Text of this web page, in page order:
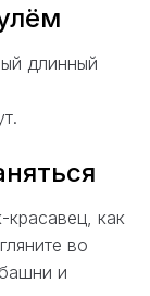
длинный
красавец, как
во
и